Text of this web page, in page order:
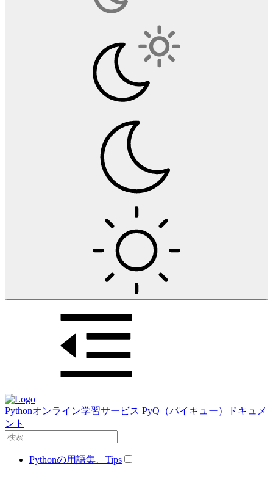
Pythonオンライン学習サービス PyQ（パイキュー）ドキュメ
ント
Pythonの用語集、Tips